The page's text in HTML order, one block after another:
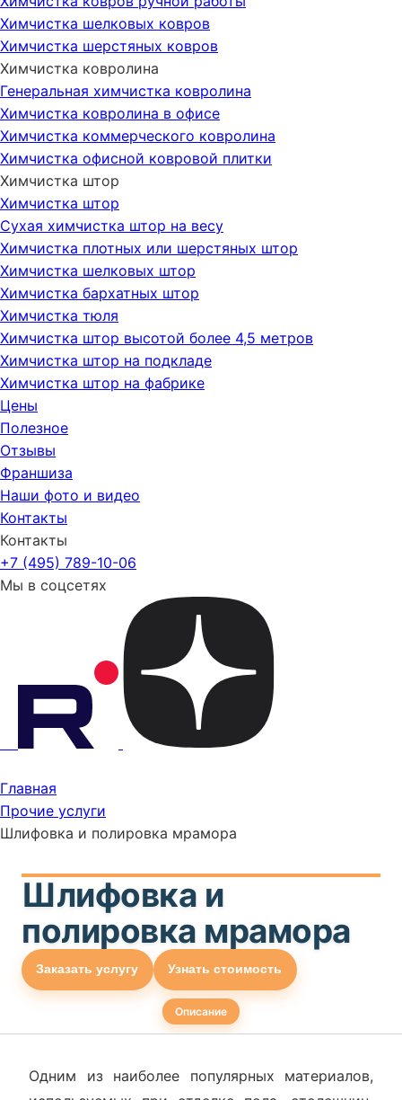
Химчистка шелковых ковров
Химчистка шерстяных ковров
Химчистка ковролина
Генеральная химчистка ковролина
Химчистка ковролина в офисе
Химчистка коммерческого ковролина
Химчистка офисной ковровой плитки
Химчистка штор
Химчистка штор
Сухая химчистка штор на весу
Химчистка плотных или шерстяных штор
Химчистка шелковых штор
Химчистка бархатных штор
Химчистка тюля
Химчистка штор высотой более 4,5 метров
Химчистка штор на подкладе
Химчистка штор на фабрике
Цены
Полезное
Отзывы
Франшиза
Наши фото и видео
Контакты
Контакты
+7 (495) 789-10-06
Мы в соцсетях
Главная
Прочие услуги
Шлифовка и полировка мрамора
Шлифовка и
полировка мрамора
Заказать услугу Узнать стоимость
Описание
Одним из наиболее популярных материалов,